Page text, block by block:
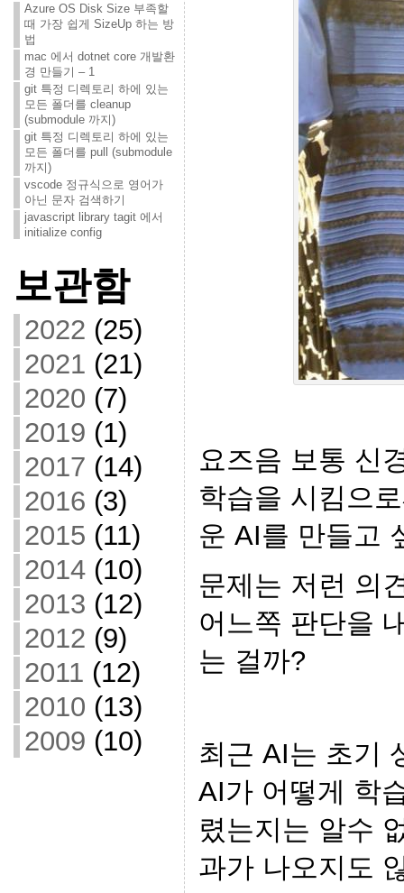
Azure OS Disk Size 부족할
때 가장 쉽게 SizeUp 하는 방
법
mac 에서 dotnet core 개발환
경 만들기 – 1
git 특정 디렉토리 하에 있는
모든 폴더를 cleanup
(submodule 까지)
git 특정 디렉토리 하에 있는
모든 폴더를 pull (submodule
까지)
vscode 정규식으로 영어가
아닌 문자 검색하기
javascript library tagit 에서
initialize config
보관함
2022 (25)
2021 (21)
2020 (7)
2019 (1)
2017 (14)
2016 (3)
2015 (11)
2014(10)
2013 (12)
2012 (9)
2011 (12)
2010 (13)
2009 (10)
요즈음 보통 신
학습을 시킴으
운 AI를 만들고
문제는 저런 의
어느쪽 판단을
는 걸까?
최근 AI는 초기
AI가 어떻게 학
렸는지는 알수
과가 나오지도